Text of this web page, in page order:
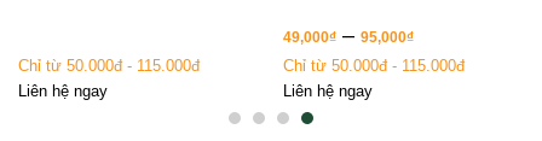
49,000₫– 95,000₫
Chỉ từ 50.000đ - 115.000đ
Liên hệ ngay
Chỉ từ 50.000đ - 115.000đ
Liên hệ ngay